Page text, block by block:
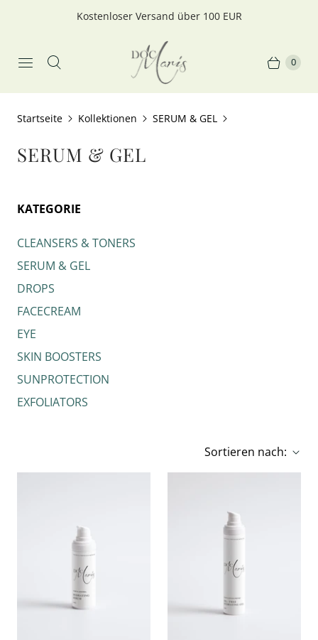
Kostenloser Versand über 100 EUR
0
Startseite Kollektionen SERUM & GEL
SERUM & GEL
KATEGORIE
CLEANSERS & TONERS
SERUM & GEL
DROPS
FACECREAM
EYE
SKIN BOOSTERS
SUNPROTECTION
EXFOLIATORS
Sortieren nach: